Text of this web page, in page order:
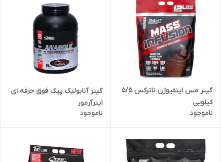
گینر مس اینفیوژن ناترکس ۵/۵
کیلویی
ناموجود
گینر آنابولیک پیک فوق حرفه ای
اینرآرمور
ناموجود